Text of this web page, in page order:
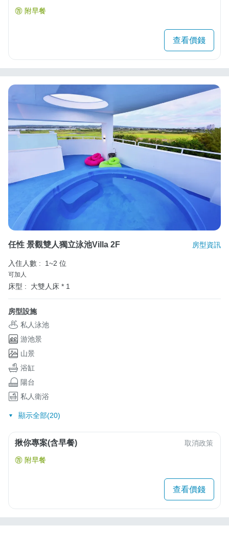
附早餐
查看價錢
任性 景觀雙人獨立泳池Villa 2F 房型資訊
入住人數 : 1~2 位
可加人
床型 : 大雙人床 * 1
房型設施
私人泳池
游池景
山景
浴缸
陽台
私人衛浴
顯示全部(20)
揪你專案(含早餐) 取消政策
附早餐
查看價錢